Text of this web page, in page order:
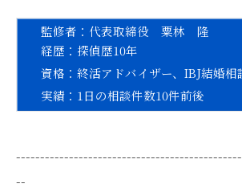
監修者：代表取締役 粟林 隆
経歴：探偵歴10年
資格：終活アドバイザー、 IBJ結婚相
実績： 1 日の相談件数10件前後
--